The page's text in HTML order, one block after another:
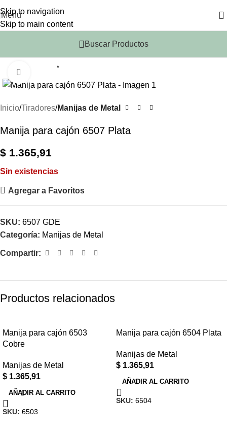
Skip to navigation
Skip to main content
Menu
Buscar Productos
*
Inicio Tiradores Manijas de Metal
Manija para cajón 6507 Plata
$ 1.365,91
Sin existencias
Agregar a Favoritos
SKU: 6507 GDE
Categoría: Manijas de Metal
Compartir:
Productos relacionados
Manija para cajón 6503
Cobre
Manijas de Metal
$ 1.365,91
AÑADIR AL CARRITO
SKU: 6503
Manija para cajón 6504 Plata
Manijas de Metal
$ 1.365,91
AÑADIR AL CARRITO
SKU: 6504